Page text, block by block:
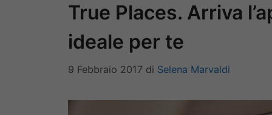
True Places. Arriva
ideale per te
9 Febbraio 2017 di Selena Marvaldi